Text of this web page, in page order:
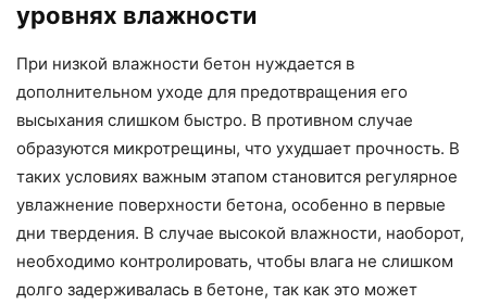
уровнях влажности
При низкой влажности бетон нуждается в
дополнительном уходе для предотвращения его
высыхания слишком быстро. В противном случае
образуются микротрещины, что ухудшает прочность. В
таких условиях важным этапом становится регулярное
увлажнение поверхности бетона, особенно в первые
дни твердения. В случае высокой влажности, наоборот,
необходимо контролировать, чтобы влага не слишком
долго задерживалась в бетоне, так как это может